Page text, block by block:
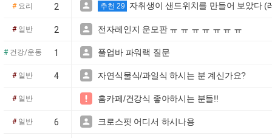
#요리 2  추천 29 자취생이 샌드위치를 만들어 보았다 (
#일반 2  전자레인지 운모판 ㅠ ㅠ ㅠ ㅠ ㅠ ㅠ ㅠ
#건강/운동 1  풀업바 파워랙 질문
#일반 4  자연식물식/과일식 하시는 분 계신가요?
#일반  홈카페/건강식 좋아하시는 분들!!
#일반 6  크로스핏 어디서 하시나용